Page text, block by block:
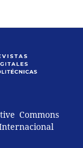
Commons